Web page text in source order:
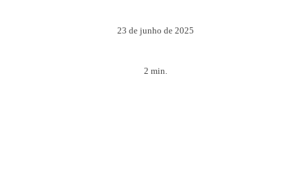
23 de junho de 2025
2 min.